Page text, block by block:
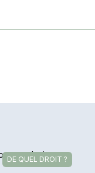
DE QUEL DROIT ?
plusieurs